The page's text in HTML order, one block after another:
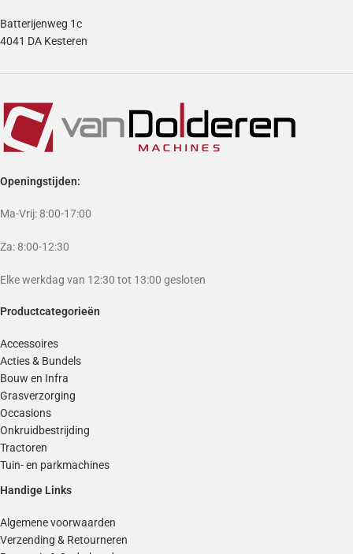
Batterijenweg 1c
4041 DA Kesteren
Openingstijden:
Ma-Vrij: 8:00-17:00
Za: 8:00-12:30
Elke werkdag van 12:30 tot 13:00 gesloten
Productcategorieën
Accessoires
Acties & Bundels
Bouw en Infra
Grasverzorging
Occasions
Onkruidbestrijding
Tractoren
Tuin- en parkmachines
Handige Links
Algemene voorwaarden
Verzending & Retourneren